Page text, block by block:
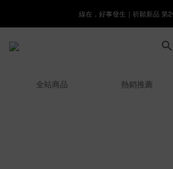
8月月初限定｜指定分類滿件
線在，好事發生｜祈願新品 第
🌸新會員限定🌸註冊送$100購
全站商品 熱銷推薦